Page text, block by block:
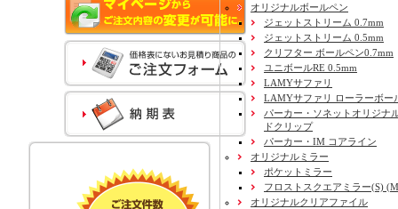
オリジナルボールペン
ジェットストリーム 0.7mm
ジェットストリーム 0.5mm
クリフター ボールペン0.7mm
ユニボールRE 0.5mm
LAMYサファリ
LAMYサファリ ローラーボー
パーカー・ソネットオリジナ
ドクリップ
パーカー・IM コアライン
オリジナルミラー
ポケットミラー
フロストスクエアミラー(S)
オリジナルクリアファイル